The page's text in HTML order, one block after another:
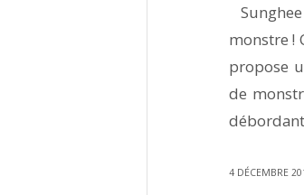
monstre !
propose
de
4 DÉCEMBRE